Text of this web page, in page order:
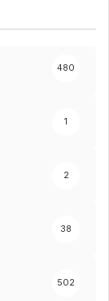
480
1
2
38
502